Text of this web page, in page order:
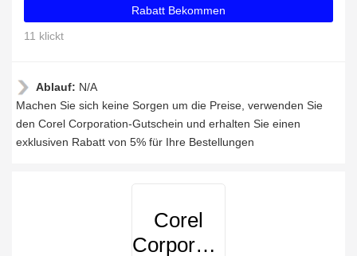
Rabatt Bekommen
11 klickt
Ablauf: N/A
Machen Sie sich keine Sorgen um die Preise, verwenden Sie
den Corel Corporation-Gutschein und erhalten Sie einen
exklusiven Rabatt von 5% für Ihre Bestellungen
Corel
Corporation